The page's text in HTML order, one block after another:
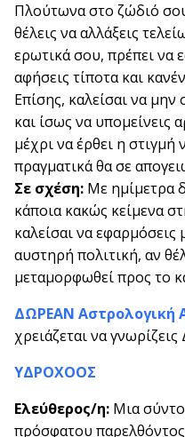
Πλούτωνα στο ζώδιό
θέλεις να αλλάξεις
ερωτικά σου, πρέπει να
αφήσεις τίποτα και
Επίσης, καλείσαι να μην
και ίσως να υπομείνεις
μέχρι να έρθει η
πραγματικά θα σε
Σε σχέση: Με ημίμετρα
κάποια κακώς κείμενα
καλείσαι να εφαρμόσεις
αυστηρή πολιτική, αν
μεταμορφωθεί προς το
ΔΩΡΕΑΝ Αστρολογική
χρειάζεται να
ΥΔΡΟΧΟΟΣ
Ελεύθερος/η: Μια
πρόσφατου